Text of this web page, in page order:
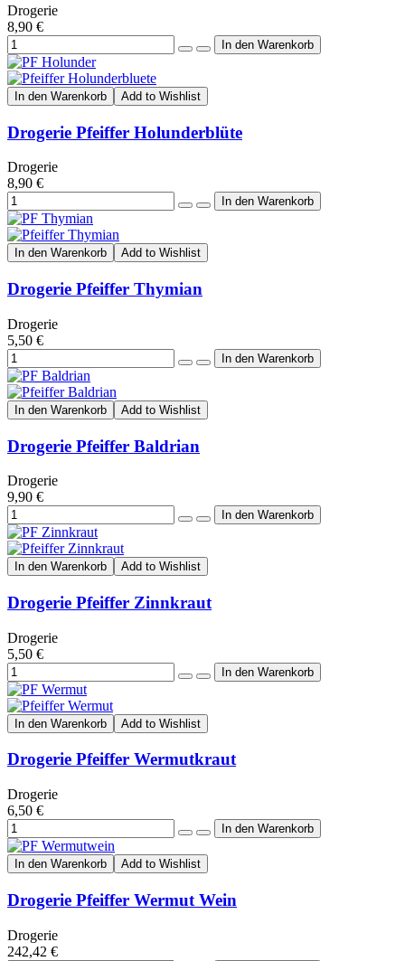
Drogerie
8,90 €
In den Warenkorb Add to Wishlist
Drogerie Pfeiffer Holunderblüte
Drogerie
8,90 €
In den Warenkorb Add to Wishlist
Drogerie Pfeiffer Thymian
Drogerie
5,50 €
In den Warenkorb Add to Wishlist
Drogerie Pfeiffer Baldrian
Drogerie
9,90 €
In den Warenkorb Add to Wishlist
Drogerie Pfeiffer Zinnkraut
Drogerie
5,50 €
In den Warenkorb Add to Wishlist
Drogerie Pfeiffer Wermutkraut
Drogerie
6,50 €
In den Warenkorb Add to Wishlist
Drogerie Pfeiffer Wermut Wein
Drogerie
242,42 €